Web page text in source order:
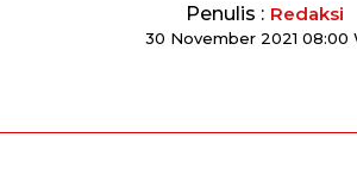
Penulis : Redaksi
30 November 2021 08:00